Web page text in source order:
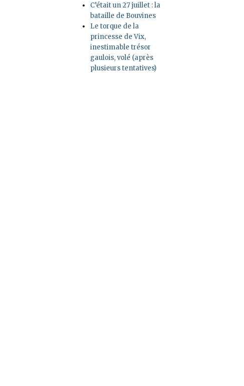
C’était un 27 juillet : la
bataille de Bouvines
Le torque de la
princesse de Vix,
inestimable trésor
gaulois, volé (après
plusieurs tentatives)